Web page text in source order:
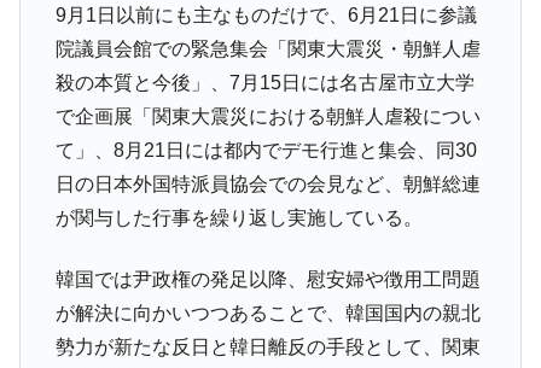
『Money1』
韓国半導体『SKハイニックス』2026年2Qの
業績「史上最高益」当期純利益は前年同期比13.4倍に。
韓国･加徳島新国際空港「またも暗礁」の危
機 ⇒ 10.7兆では損が出るからできない。
日(水)もサイドカー・サーキットブレイカーの二段コンボ
発動！
半分未満しか雇用を生まない
Fact1
日本の誇る海洋資源調査船『白嶺』は先進技術の
塊！
9月1日以前にも主なものだけで、6月21日に参議
院議員会館での緊急集会「関東大震災・朝鮮人虐
殺の本質と今後」、7月15日には名古屋市立大学
で企画展「関東大震災における朝鮮人虐殺につい
て」、8月21日には都内でデモ行進と集会、同30
日の日本外国特派員協会での会見など、朝鮮総連
が関与した行事を繰り返し実施している。
韓国では尹政権の発足以降、慰安婦や徴用工問題
が解決に向かいつつあることで、韓国国内の親北
勢力が新たな反日と韓日離反の手段として、関東